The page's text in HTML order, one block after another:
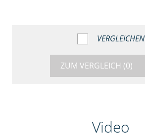
VERGLEICHEN
ZUM VERGLEICH (0)
Video